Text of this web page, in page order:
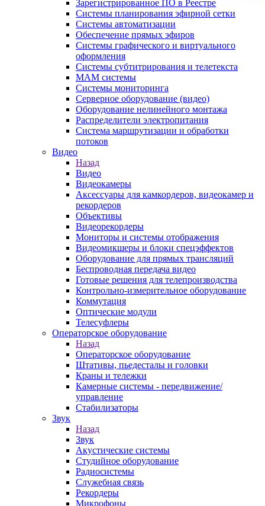
Зарегистрированное ПО в Реестре
Системы планирования эфирной сетки
Системы автоматизации
Обеспечение прямых эфиров
Системы графического и виртуального
оформления
Системы субтитрирования и телетекста
MAM системы
Системы мониторинга
Серверное оборудование (видео)
Оборудование нелинейного монтажа
Распределители электропитания
Система маршрутизации и обработки
потоков
Видео
Назад
Видео
Видеокамеры
Аксессуары для камкордеров, видеокамер и
рекордеров
Объективы
Видеорекордеры
Мониторы и системы отображения
Видеомикшеры и блоки спецэффектов
Оборудование для прямых трансляций
Беспроводная передача видео
Готовые решения для телепроизводства
Контрольно-измерительное оборудование
Коммутация
Оптические модули
Телесуфлеры
Операторское оборудование
Назад
Операторское оборудование
Штативы, пьедесталы и головки
Краны и тележки
Камерные системы - передвижение/
управление
Стабилизаторы
Звук
Назад
Звук
Акустические системы
Студийное оборудование
Радиосистемы
Служебная связь
Рекордеры
Микрофоны